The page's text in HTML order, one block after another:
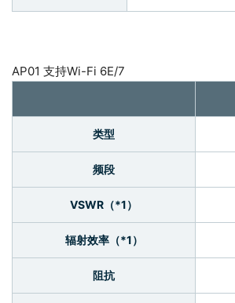
AP01 支持Wi-Fi 6E/7
类型
频段
VSWR（*1）
辐射效率（*1）
阻抗